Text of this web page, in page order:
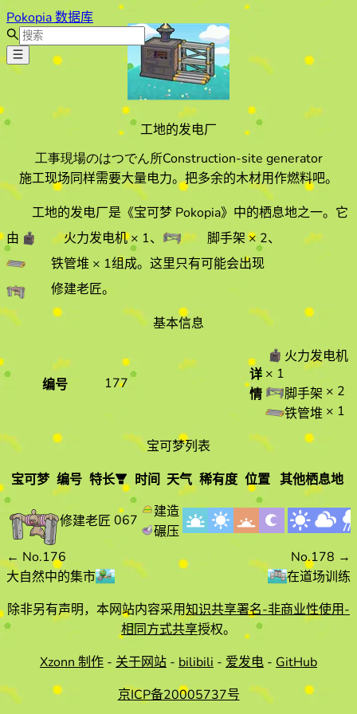
Pokopia 数据库
工地的发电厂
工事現場のはつでん所Construction-site generator
施工现场同样需要大量电力。把多余的木材用作燃料吧。
工地的发电厂是《宝可梦 Pokopia》中的栖息地之一。它
由
火力发电机× 1、 脚手架× 2、
铁管堆 × 1组成。 这里只有可能会出现
修建老匠。
基本信息
编号 177
详
情
火力发电机
× 1
脚手架 × 2
铁管堆 × 1
宝可梦列表
宝可梦 编号 特长 时间 天气 稀有度 位置 其他栖息地
宝可梦
编
号
特长 时间
天气
修建老匠 067
建造
碾压
← No.176
大自然中的集市
No.178 →
在道场训练
除非另有声明，本网站内容采用知识共享署名-非商业性使用-
相同方式共享授权。
Xzonn 制作 - 关于网站 - bilibili - 爱发电 - GitHub
京ICP备20005737号